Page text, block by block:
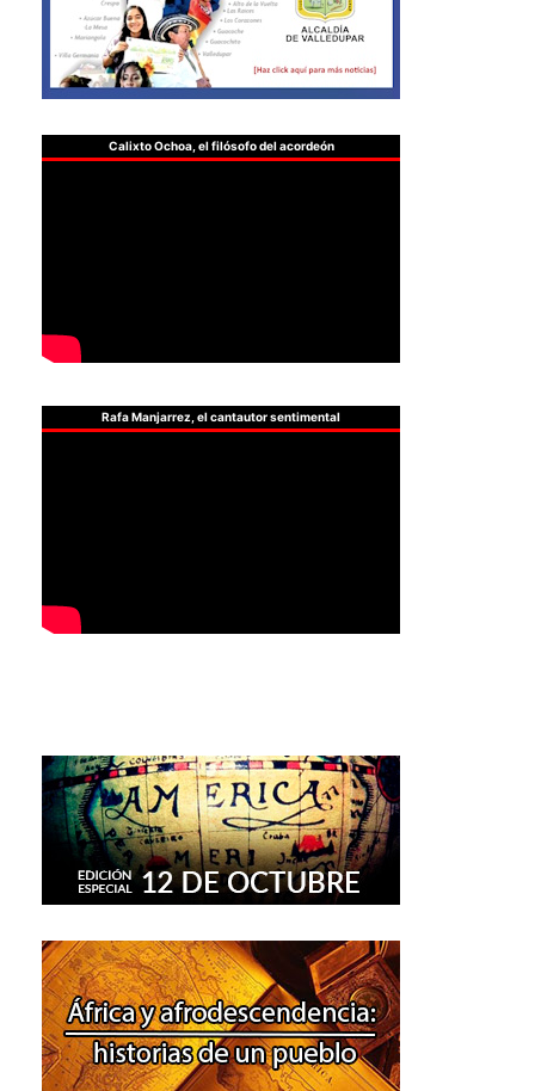
Calixto Ochoa, el filósofo del acordeón
Rafa Manjarrez, el cantautor sentimental